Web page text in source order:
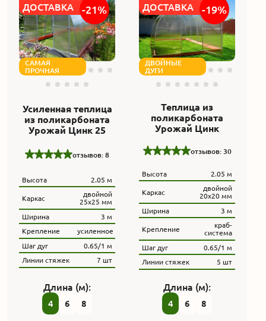
Отзывы
Вопросы
Гарантии
ДОСТАВКА
САМАЯ
ПРОЧНАЯ
-21%
Усиленная теплица
из поликарбоната
Урожай Цинк 25
отзывов: 8
Высота 2.05 м
Каркас
двойной
25х25 мм
Ширина
3 м
Крепление
усиленное
Шаг дуг
0.65/1 м
Линии стяжек
7 шт
Длина (м):
4 6 8
ДОСТАВКА
ДВОЙНЫЕ
ДУГИ
-19%
Теплица из
поликарбоната
Урожай Цинк
отзывов: 30
Высота 2.05 м
Каркас
двойной
20х20 мм
Ширина
3 м
Крепление
краб-
система
Шаг дуг
0.65/1 м
Линии стяжек
5 шт
Длина (м):
4 6 8